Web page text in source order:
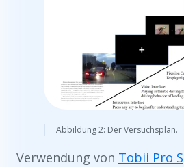
Abbildung 2: Der Versuchsplan.
Verwendung von Tobii Pro